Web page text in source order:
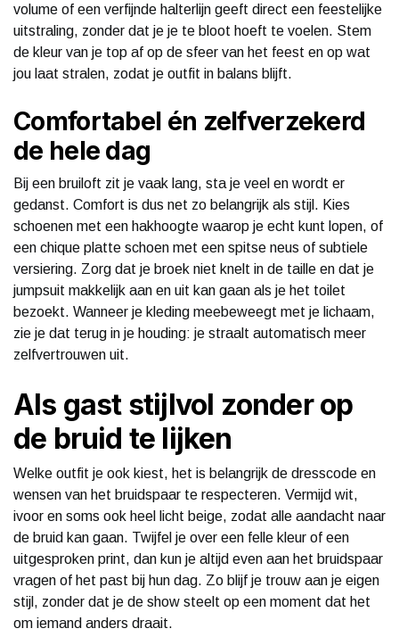
volume of een verfijnde halterlijn geeft direct een feestelijke
uitstraling, zonder dat je je te bloot hoeft te voelen. Stem
de kleur van je top af op de sfeer van het feest en op wat
jou laat stralen, zodat je outfit in balans blijft.
Comfortabel én zelfverzekerd
de hele dag
Bij een bruiloft zit je vaak lang, sta je veel en wordt er
gedanst. Comfort is dus net zo belangrijk als stijl. Kies
schoenen met een hakhoogte waarop je echt kunt lopen, of
een chique platte schoen met een spitse neus of subtiele
versiering. Zorg dat je broek niet knelt in de taille en dat je
jumpsuit makkelijk aan en uit kan gaan als je het toilet
bezoekt. Wanneer je kleding meebeweegt met je lichaam,
zie je dat terug in je houding: je straalt automatisch meer
zelfvertrouwen uit.
Als gast stijlvol zonder op
de bruid te lijken
Welke outfit je ook kiest, het is belangrijk de dresscode en
wensen van het bruidspaar te respecteren. Vermijd wit,
ivoor en soms ook heel licht beige, zodat alle aandacht naar
de bruid kan gaan. Twijfel je over een felle kleur of een
uitgesproken print, dan kun je altijd even aan het bruidspaar
vragen of het past bij hun dag. Zo blijf je trouw aan je eigen
stijl, zonder dat je de show steelt op een moment dat het
om iemand anders draait.